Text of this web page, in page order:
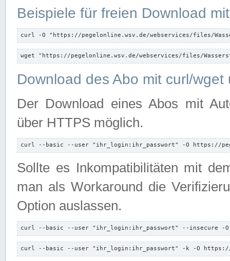
Beispiele für freien Download
curl -O "https://pegelonline.wsv.de/webservices/files/
wget "https://pegelonline.wsv.de/webservices/files/
Download des Abo mit curl/
Der Download eines Abos mit
über HTTPS möglich.
curl --basic --user "ihr_login:ihr_passwort" -O https://
Sollte es Inkompatibilitäten mit
man als Workaround die
Option auslassen.
curl --basic --user "ihr_login:ihr_passwort" --insecure -
curl --basic --user "ihr_login:ihr_passwort" -k -O